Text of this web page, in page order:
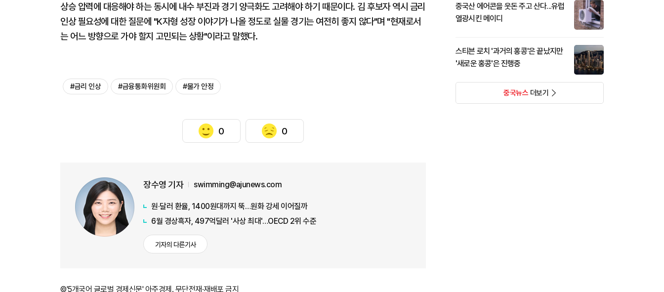
상승 압력에 대응해야 하는 동시에 내수 부진과 경기 양극화도 고려해야 하기 때문이다. 김 후보자 역시 금리
인상 필요성에 대한 질문에 "K자형 성장 이야기가 나올 정도로 실물 경기는 여전히 좋지 않다"며 "현재로서
는 어느 방향으로 가야 할지 고민되는 상황"이라고 말했다.
#금리 인상 #금융통화위원회 #물가 안정
0 0
장수영 기자 swimming@ajunews.com
원·달러 환율, 1400원대까지 뚝…원화 강세 이어질까
6월 경상흑자, 497억달러 '사상 최대'…OECD 2위 수준
기자의 다른기사
©'5개국어 글로벌 경제신문' 아주경제. 무단전재·재배포 금지
중국산 에어콘을 웃돈 주고 산다...유럽
열광시킨 메이디
스티븐 로치 '과거의 홍콩'은 끝났지만
'새로운 홍콩'은 진행중
중국뉴스더보기